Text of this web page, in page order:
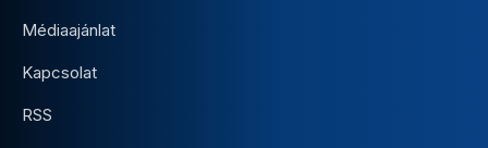
Médiaajánlat
Kapcsolat
RSS